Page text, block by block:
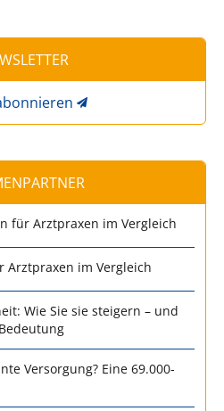
für Arztpraxen im Vergleich
Arztpraxen im Vergleich
Wie Sie sie steigern – und
Versorgung? Eine 69.000-